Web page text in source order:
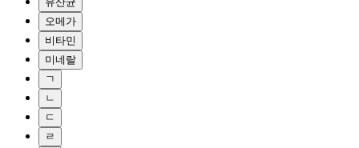
오메가
비타민
미네랄
ㄱ
ㄴ
ㄷ
ㄹ